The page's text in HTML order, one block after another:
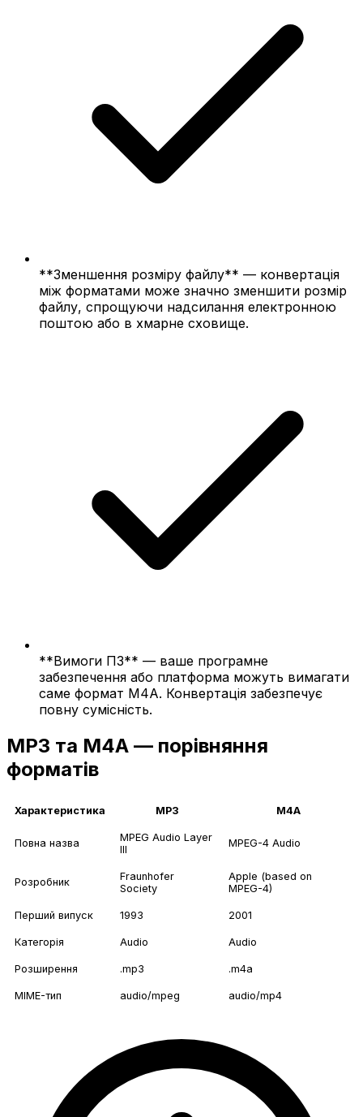
**Зменшення розміру файлу** — конвертація
між форматами може значно зменшити розмір
файлу, спрощуючи надсилання електронною
поштою або в хмарне сховище.
**Вимоги ПЗ** — ваше програмне
забезпечення або платформа можуть вимагати
саме формат M4A. Конвертація забезпечує
повну сумісність.
MP3 та M4A — порівняння
форматів
Характеристика MP3 M4A
Повна назва
MPEG Audio Layer
III
MPEG-4 Audio
Розробник
Fraunhofer
Society
Apple (based on
MPEG-4)
Перший випуск 1993 2001
Категорія Audio Audio
Розширення .mp3 .m4a
MIME-тип audio/mpeg audio/mp4